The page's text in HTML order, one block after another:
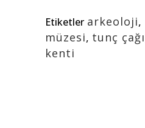
Etiketler arkeoloji,
müzesi, tunç çağı
kenti